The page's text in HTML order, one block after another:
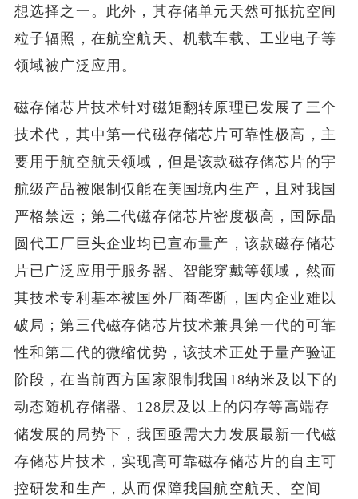
想选择之一。此外，其存储单元天然可抵抗空间
粒子辐照，在航空航天、机载车载、工业电子等
领域被广泛应用。
磁存储芯片技术针对磁矩翻转原理已发展了三个
技术代，其中第一代磁存储芯片可靠性极高，主
要用于航空航天领域，但是该款磁存储芯片的宇
航级产品被限制仅能在美国境内生产，且对我国
严格禁运；第二代磁存储芯片密度极高，国际晶
圆代工厂巨头企业均已宣布量产，该款磁存储芯
片已广泛应用于服务器、智能穿戴等领域，然而
其技术专利基本被国外厂商垄断，国内企业难以
破局；第三代磁存储芯片技术兼具第一代的可靠
性和第二代的微缩优势，该技术正处于量产验证
阶段，在当前西方国家限制我国18纳米及以下的
动态随机存储器、128层及以上的闪存等高端存
储发展的局势下，我国亟需大力发展最新一代磁
存储芯片技术，实现高可靠磁存储芯片的自主可
控研发和生产，从而保障我国航空航天、空间